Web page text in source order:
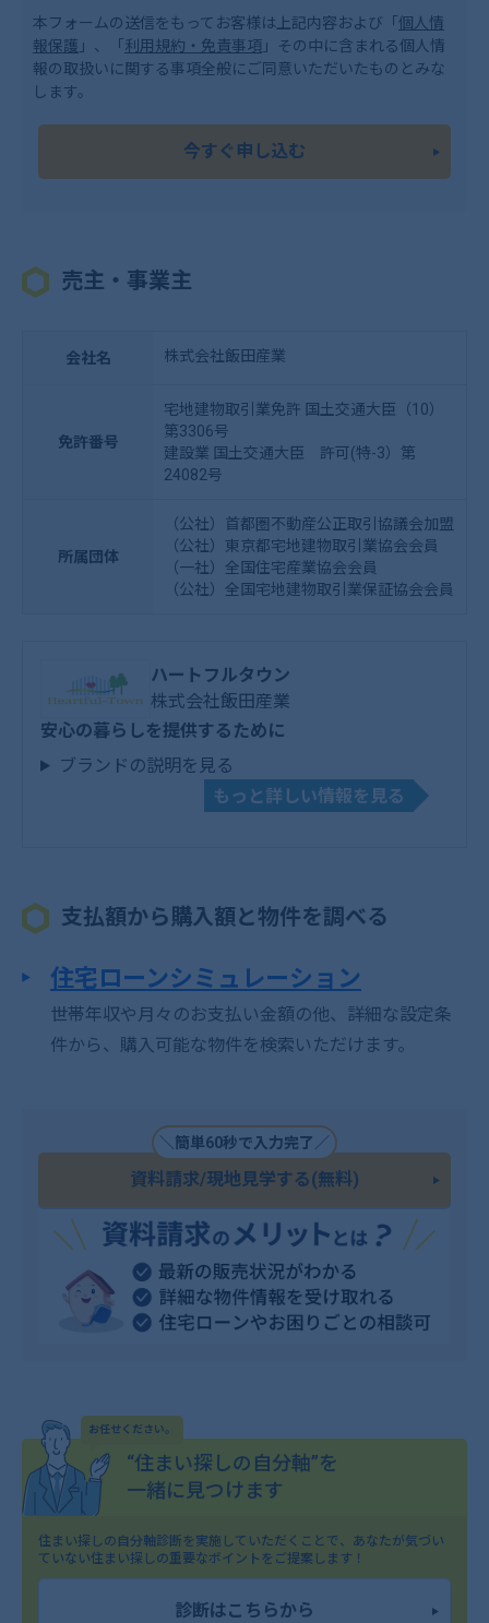
本フォームの送信をもってお客様は上記内容および「 個人情
報保護 」、「 利用規約・免責事項 」その中に含まれる個人情
報の取扱いに関する事項全般にご同意いただいたものとみな
します。
今すぐ申し込む
売主・事業主
会社名 株式会社飯田産業
免許番号
宅地建物取引業免許 国土交通大臣（10）
第3306号
建設業 国土交通大臣 許可(特-3）第
24082号
所属団体
（公社）首都圏不動産公正取引協議会加盟
（公社）東京都宅地建物取引業協会会員
（一社）全国住宅産業協会会員
（公社）全国宅地建物取引業保証協会会員
ハートフルタウン
株式会社飯田産業
安心の暮らしを提供するために
ブランドの説明を見る
もっと詳しい情報を見る
支払額から購入額と物件を調べる
住宅ローンシミュレーション
世帯年収や月々のお支払い金額の他、詳細な設定条
件から、購入可能な物件を検索いただけます。
＼簡単60秒で入力完了／
資料請求/現地見学する(無料)
お任せください。
“住まい探しの自分軸”を
一緒に見つけます
住まい探しの自分軸診断を実施していただくことで、 あなたが気づい
ていない住まい探しの重要なポイントをご提案します！
診断はこちらから